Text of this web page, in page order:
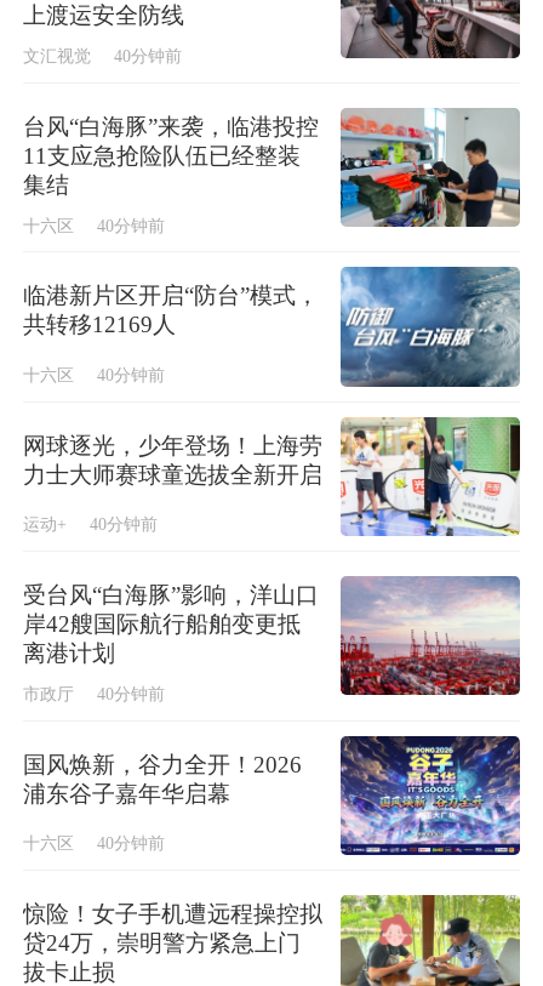
上渡运安全防线
文汇视觉 40分钟前
台风“白海豚”来袭，临港投控
11支应急抢险队伍已经整装
集结
十六区 40分钟前
临港新片区开启“防台”模式，
共转移12169人
十六区 40分钟前
网球逐光，少年登场！上海劳
力士大师赛球童选拔全新开启
运动+ 40分钟前
受台风“白海豚”影响，洋山口
岸42艘国际航行船舶变更抵
离港计划
市政厅 40分钟前
国风焕新，谷力全开！2026
浦东谷子嘉年华启幕
十六区 40分钟前
惊险！女子手机遭远程操控拟
贷24万，崇明警方紧急上门
拔卡止损